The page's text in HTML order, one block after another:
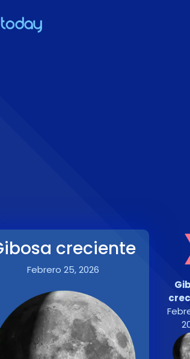
creciente
Febrero 25, 2026